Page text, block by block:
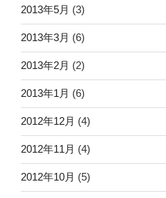
2013年5月 (3)
2013年3月 (6)
2013年2月 (2)
2013年1月 (6)
2012年12月 (4)
2012年11月 (4)
2012年10月 (5)